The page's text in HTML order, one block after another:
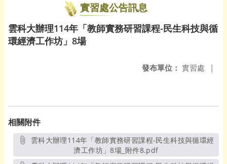
實習處公告訊息
雲科大辦理114年「教師實務研習課程-民生科技與循
環經濟工作坊」8場
發布單位： 實習處 |
相關附件
濟工作坊」8場_附件8.pdf另開新視窗